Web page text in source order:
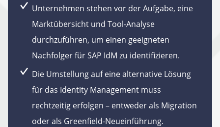
Unternehmen stehen vor der Aufgabe, eine
Marktübersicht und Tool-Analyse
durchzuführen, um einen geeigneten
Nachfolger für SAP IdM zu identifizieren.
Die Umstellung auf eine alternative Lösung
für das Identity Management muss
rechtzeitig erfolgen – entweder als Migration
oder als Greenfield-Neueinführung.